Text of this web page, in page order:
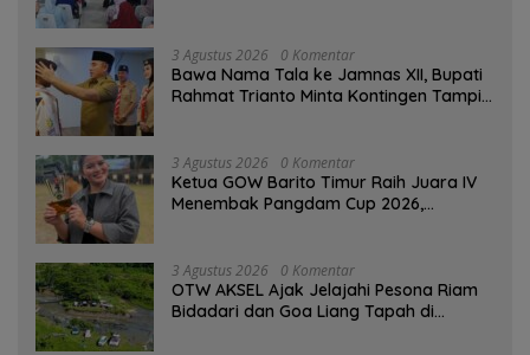
3 Agustus 2026 0 Komentar
Bawa Nama Tala ke Jamnas XII, Bupati
Rahmat Trianto Minta Kontingen Tampil
3 Agustus 2026 0 Komentar
Ketua GOW Barito Timur Raih Juara IV
Menembak Pangdam Cup 2026,
3 Agustus 2026 0 Komentar
OTW AKSEL Ajak Jelajahi Pesona Riam
Bidadari dan Goa Liang Tapah di